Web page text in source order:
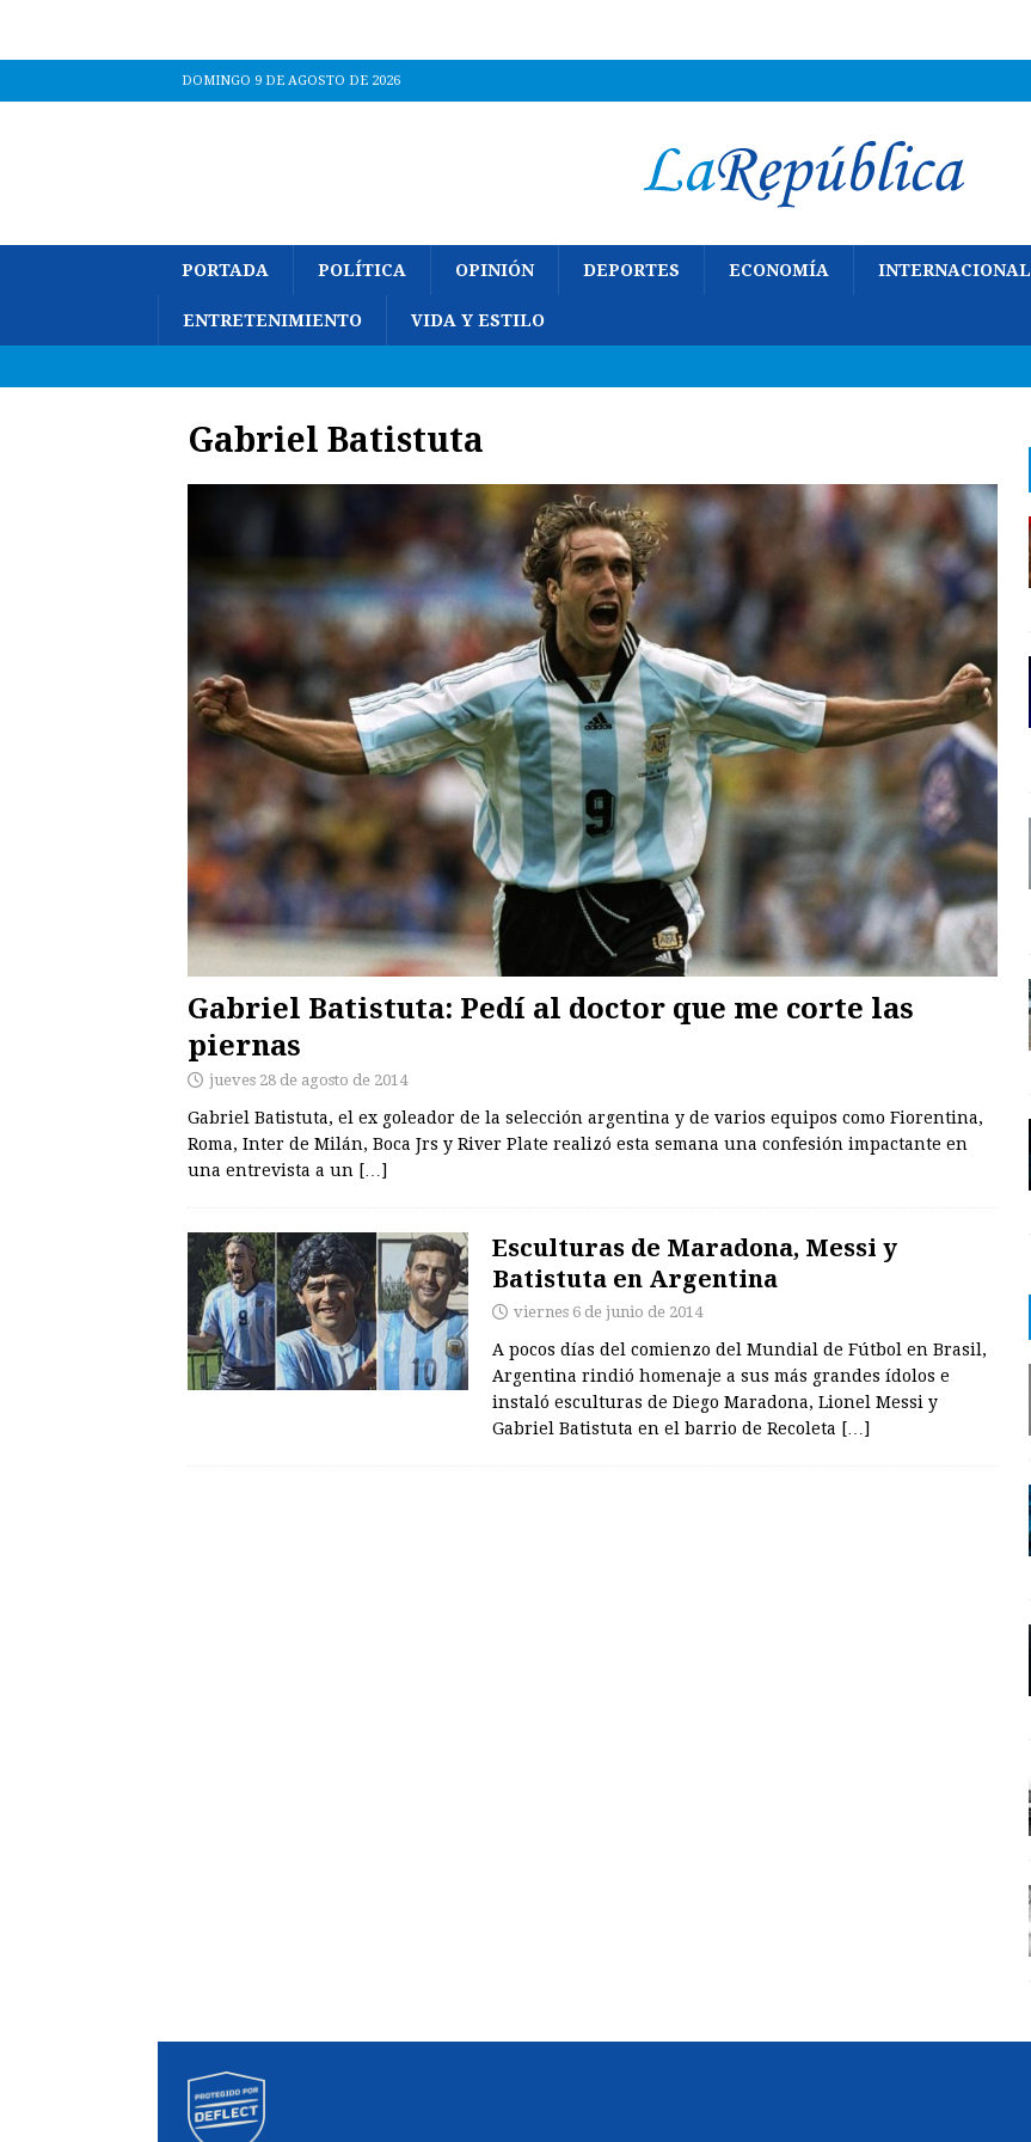
DOMINGO 9 DE AGOSTO DE 2026
PORTADA POLÍTICA OPINIÓN DEPORTES ECONOMÍA INTERNACIONAL
ENTRETENIMIENTO VIDA Y ESTILO
Gabriel Batistuta
Gabriel Batistuta: Pedí al doctor que me corte las
piernas
jueves 28 de agosto de 2014
Gabriel Batistuta, el ex goleador de la selección argentina y de varios equipos como Fiorentina,
Roma, Inter de Milán, Boca Jrs y River Plate realizó esta semana una confesión impactante en
una entrevista a un […]
Esculturas de Maradona, Messi y
Batistuta en Argentina
viernes 6 de junio de 2014
A pocos días del comienzo del Mundial de Fútbol en Brasil,
Argentina rindió homenaje a sus más grandes ídolos e
instaló esculturas de Diego Maradona, Lionel Messi y
Gabriel Batistuta en el barrio de Recoleta […]